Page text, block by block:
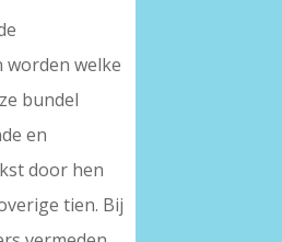
worden welke
bundel
en
door hen
tien. Bij